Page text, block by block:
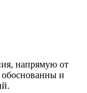
напрямую от
обоснованны и